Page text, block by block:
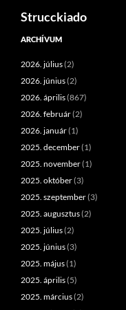
Tartalomhoz
Strucckiado
ARCHÍVUM
2026. július(2)
2026. június(2)
2026. április(867)
2026. február(2)
2026. január(1)
2025. december(1)
2025. november(1)
2025. október(3)
2025. szeptember(3)
2025. augusztus(2)
2025. július(2)
2025. június(3)
2025. május(1)
2025. április(5)
2025. március(2)